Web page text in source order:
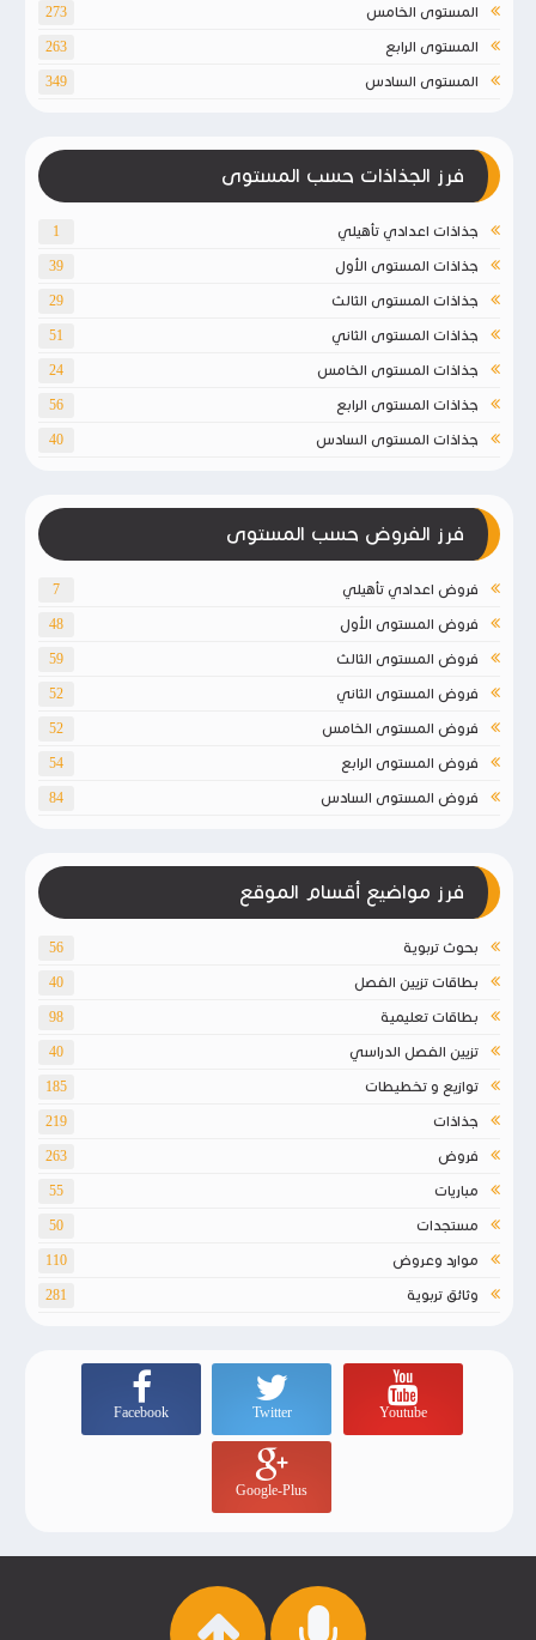
المستوى الخامس 273
المستوى الرابع 263
المستوى السادس 349
فرز الجذاذات حسب المستوى
جذاذات اعدادي تأهيلي 1
جذاذات المستوى الأول 39
جذاذات المستوى الثالث 29
جذاذات المستوى الثاني 51
جذاذات المستوى الخامس 24
جذاذات المستوى الرابع 56
جذاذات المستوى السادس 40
فرز الفروض حسب المستوى
فروض اعدادي تأهيلي 7
فروض المستوى الأول 48
فروض المستوى الثالث 59
فروض المستوى الثاني 52
فروض المستوى الخامس 52
فروض المستوى الرابع 54
فروض المستوى السادس 84
فرز مواضيع أقسام الموقع
بحوث تربوية 56
بطاقات تزيين الفصل 40
بطاقات تعليمية 98
تزيين الفصل الدراسي 40
توازيع و تخطيطات 185
جذاذات 219
فروض 263
مباريات 55
مستجدات 50
موارد وعروض 110
وثائق تربوية 281
Youtube
Twitter
Facebook
Google-Plus